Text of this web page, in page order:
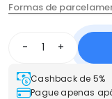
Formas de
- +
Cashback de 5%
Pague apenas